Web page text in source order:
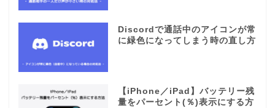
Discordで通話中のアイコンが常
に緑色になってしまう時の直し方
【iPhone／iPad】バッテリー残
量をパーセント(％)表示にする方